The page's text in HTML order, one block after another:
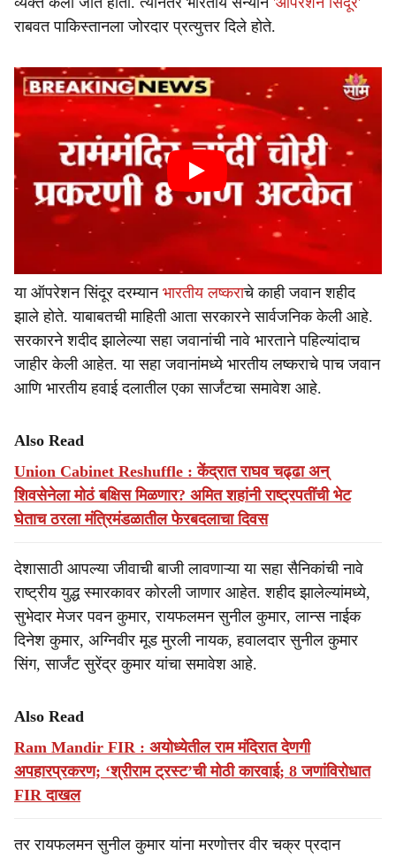
राबवत पाकिस्तानला जोरदार प्रत्युत्तर दिले होते.
या ऑपरेशन सिंदूर दरम्यान भारतीय लष्कराचे काही जवान शहीद
झाले होते. याबाबतची माहिती आता सरकारने सार्वजनिक केली आहे.
सरकारने शदीद झालेल्या सहा जवानांची नावे भारताने पहिल्यांदाच
जाहीर केली आहेत. या सहा जवानांमध्ये भारतीय लष्कराचे पाच जवान
आणि भारतीय हवाई दलातील एका सार्जंटचा समावेश आहे.
Also Read
Union Cabinet Reshuffle : केंद्रात राघव चढ्ढा अन्
शिवसेनेला मोठं बक्षिस मिळणार? अमित शहांनी राष्ट्रपतींची भेट
घेताच ठरला मंत्रिमंडळातील फेरबदलाचा दिवस
देशासाठी आपल्या जीवाची बाजी लावणाऱ्या या सहा सैनिकांची नावे
राष्ट्रीय युद्ध स्मारकावर कोरली जाणार आहेत. शहीद झालेल्यांमध्ये,
सुभेदार मेजर पवन कुमार, रायफलमन सुनील कुमार, लान्स नाईक
दिनेश कुमार, अग्निवीर मूड मुरली नायक, हवालदार सुनील कुमार
सिंग, सार्जंट सुरेंद्र कुमार यांचा समावेश आहे.
Also Read
Ram Mandir FIR : अयोध्येतील राम मंदिरात देणगी
अपहारप्रकरण; ‘श्रीराम ट्रस्ट’ची मोठी कारवाई; 8 जणांविरोधात
FIR दाखल
तर रायफलमन सुनील कुमार यांना मरणोत्तर वीर चक्र प्रदान